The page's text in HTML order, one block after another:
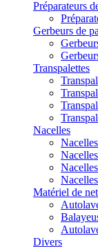
Préparateurs
Gerbeurs de
Transpalettes
Nacelles
Matériel de
Divers